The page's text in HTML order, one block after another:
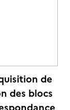
de
des blocs